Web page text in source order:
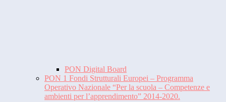
PON Digital Board
PON 1 Fondi Strutturali Europei – Programma
Operativo Nazionale “Per la scuola – Competenze e
ambienti per l’apprendimento” 2014-2020.